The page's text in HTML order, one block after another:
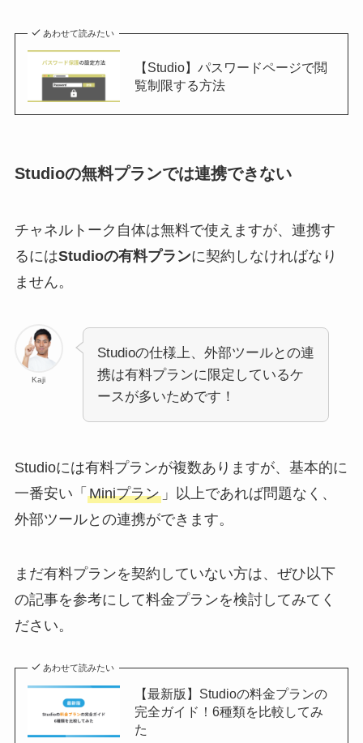
あわせて読みたい
【Studio】パスワードページで閲
覧制限する方法
Studioの無料プランでは連携できない
チャネルトーク自体は無料で使えますが、連携す
るにはStudioの有料プランに契約しなければなり
ません。
Kaji
Studioの仕様上、外部ツールとの連
携は有料プランに限定しているケ
ースが多いためです！
Studioには有料プランが複数ありますが、基本的に
一番安い「 Miniプラン」以上であれば問題なく、
外部ツールとの連携ができます。
まだ有料プランを契約していない方は、ぜひ以下
の記事を参考にして料金プランを検討してみてく
ださい。
あわせて読みたい
【最新版】Studioの料金プランの
完全ガイド！6種類を比較してみ
た